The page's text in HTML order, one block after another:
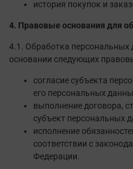
история покупок и
4. Правовые основания для
4.1. Обработка персональных
основании следующих
согласие субъекта
его персональных
выполнение договора,
субъект персональных
исполнение
соответствии с
Федерации.